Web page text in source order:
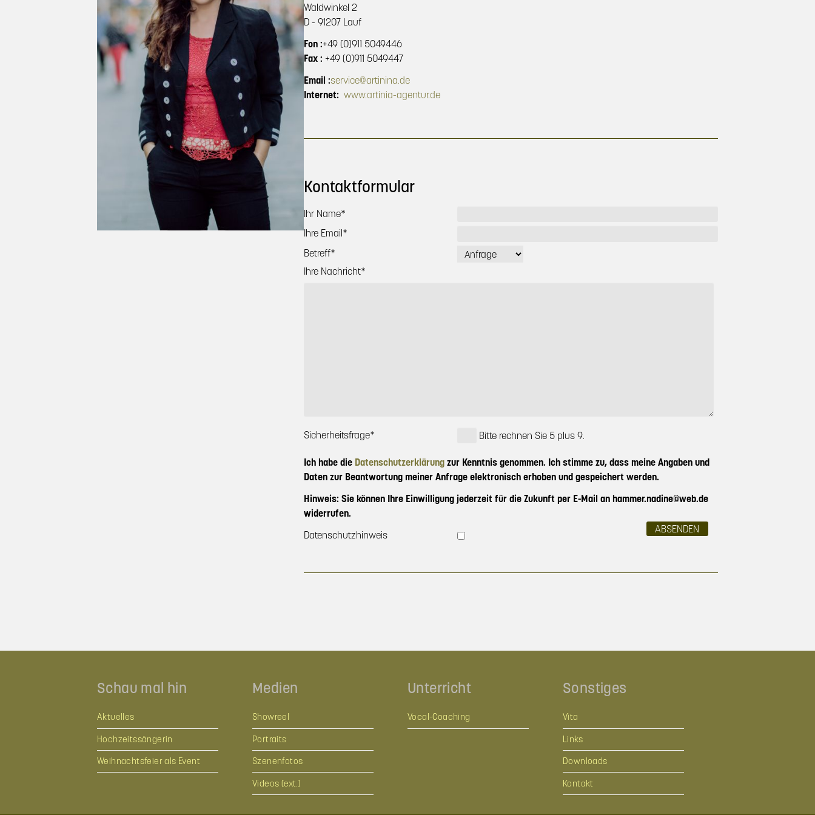
Waldwinkel 2
D - 91207 Lauf
Fon :+49 (0)911 5049446
Fax : +49 (0)911 5049447
Email :service@artinina.de
Internet:www.artinia-agentur.de
Kontaktformular
Pflichtfeld
Ihr Name*
Pflichtfeld
Ihre Email*
Pflichtfeld
Betreff*
Pflichtfeld
Ihre Nachricht*
Pflichtfeld
Sicherheitsfrage* Bitte rechnen Sie 5 plus 9.
Ich habe die Datenschutzerklärung zur Kenntnis genommen. Ich stimme zu, dass meine Angaben und
Daten zur Beantwortung meiner Anfrage elektronisch erhoben und gespeichert werden.
Hinweis: Sie können Ihre Einwilligung jederzeit für die Zukunft per E-Mail an hammer.nadine@web.de
widerrufen.
Datenschutzhinweis
Schau mal hin
Aktuelles
Hochzeitssängerin
Weihnachtsfeier als Event
Medien
Showreel
Portraits
Szenenfotos
Videos (ext.)
Unterricht
Vocal-Coaching
Sonstiges
Vita
Links
Downloads
Kontakt